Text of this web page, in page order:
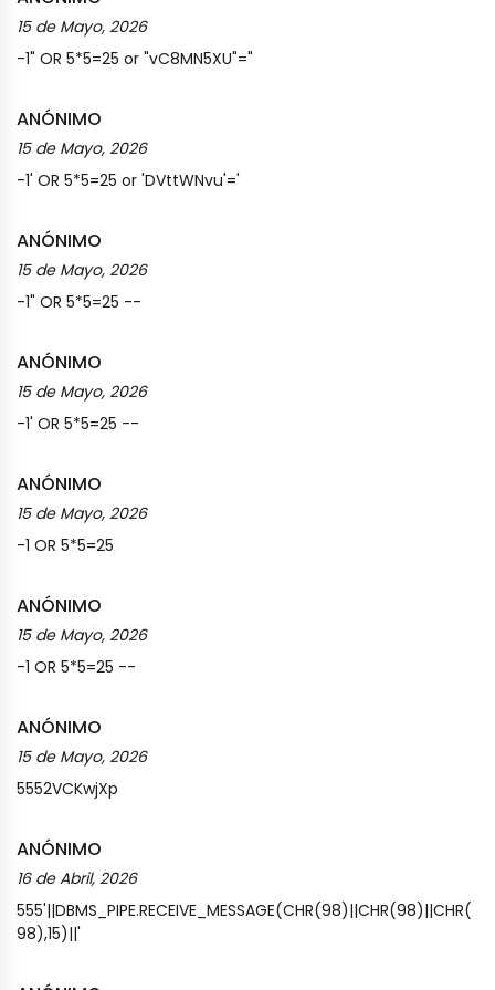
15 de Mayo, 2026
-1" OR 5*5=25 or "vC8MN5XU"="
ANÓNIMO
15 de Mayo, 2026
-1' OR 5*5=25 or 'DVttWNvu'='
ANÓNIMO
15 de Mayo, 2026
-1" OR 5*5=25 --
ANÓNIMO
15 de Mayo, 2026
-1' OR 5*5=25 --
ANÓNIMO
15 de Mayo, 2026
-1 OR 5*5=25
ANÓNIMO
15 de Mayo, 2026
-1 OR 5*5=25 --
ANÓNIMO
15 de Mayo, 2026
5552VCKwjXp
ANÓNIMO
16 de Abril, 2026
555'||DBMS_PIPE.RECEIVE_MESSAGE(CHR(98)||CHR(98)||CHR(
98),15)||'